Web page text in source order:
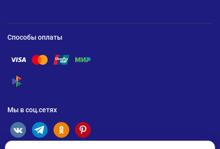
Способы оплаты
Помощь по оплате Visa
Помощь по оплате Mastercard
Помощь по оплате UnionPay
Помощь по оплате Мир
Помощь по оплате СБП
Мы в соц.сетях